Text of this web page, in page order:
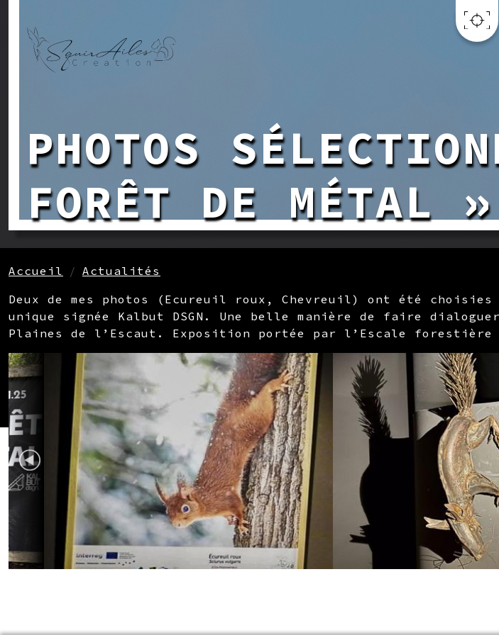
PHOTOS
FORÊT DE MÉTAL »
FIL D'ARIANE
Accueil
Actualités
Deux de mes photos (Ecureuil roux, Chevreuil) ont été
unique signée Kalbut DSGN. Une belle manière de faire
Plaines de l’Escaut. Exposition portée par l’Escale forestière